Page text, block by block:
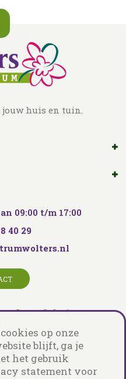
huis en tuin.
09:00 t/m 17:00
40 29
Green Solutions
op onze
blijft, ga je
het gebruik
statement voor